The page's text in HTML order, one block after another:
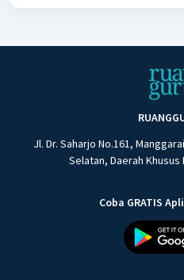
Jl. Dr. Saharjo No.161,
Selatan, Daerah
Coba GRATIS